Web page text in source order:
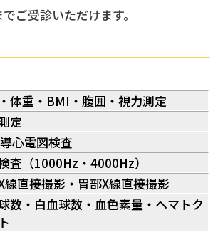
ご受診いただけます。
体重・BMI・腹囲・視力測定
定
心電図検査
査（1000Hz・4000Hz）
線直接撮影・胃部X線直接撮影
数・白血球数・血色素量・ヘマトク